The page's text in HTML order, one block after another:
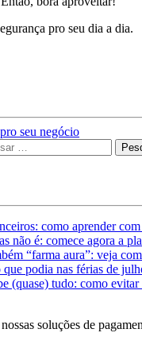
pro seu dia a dia.
pro seu negócio
como aprender
não é: comece agora a
“farma aura”: veja
podia nas férias de
(quase) tudo: como evitar
soluções de